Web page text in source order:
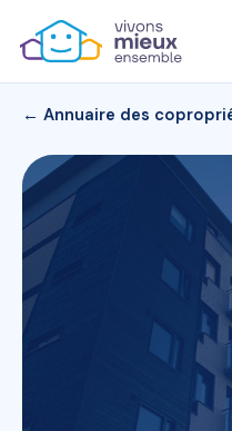
← Annuaire des